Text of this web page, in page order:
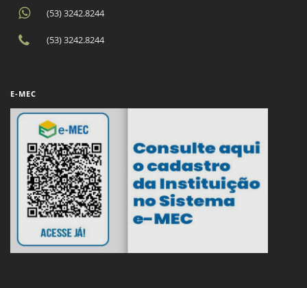
(53) 3242.8244
(53) 3242.8244
E-MEC